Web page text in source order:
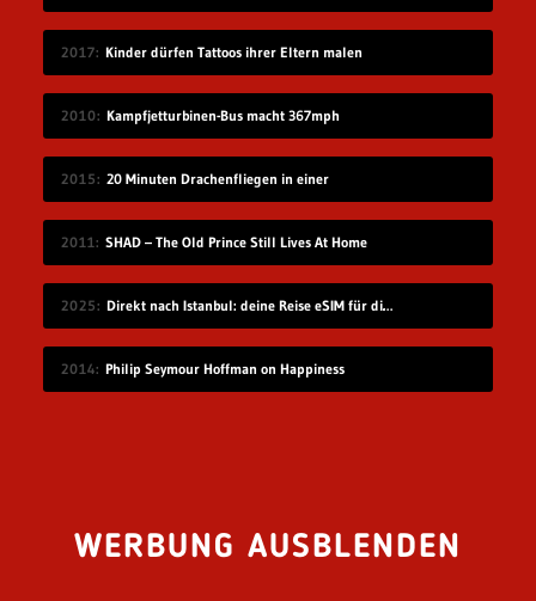
2017 Kinder dürfen Tattoos ihrer Eltern malen
2010 Kampfjetturbinen-Bus macht 367mph
2015 20 Minuten Drachenfliegen in einer
2011 SHAD – The Old Prince Still Lives At Home
2025 Direkt nach Istanbul: deine Reise eSIM für die Türkei
2014 Philip Seymour Hoffman on Happiness
WERBUNG AUSBLENDEN